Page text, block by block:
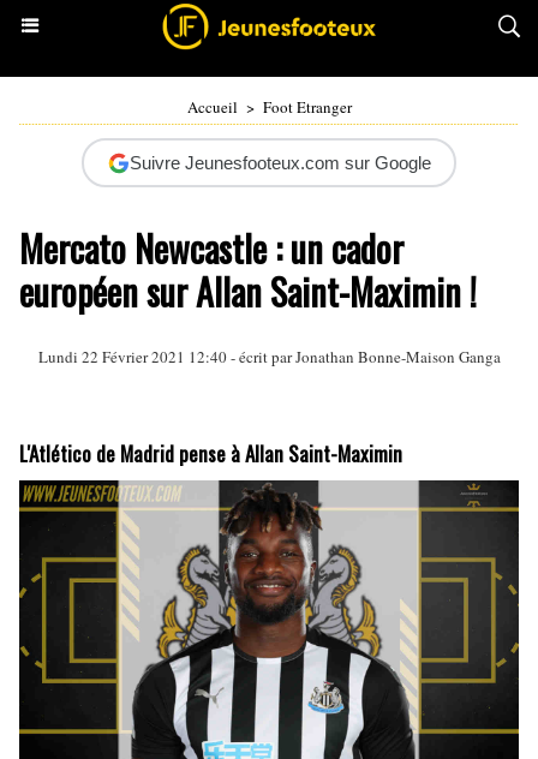
Accueil > Foot Etranger
Suivre Jeunesfooteux.com sur Google
Mercato Newcastle : un cador
européen sur Allan Saint-Maximin !
Lundi 22 Février 2021 12:40 - écrit parJonathan Bonne-Maison Ganga
L'Atlético de Madrid pense à Allan Saint-Maximin